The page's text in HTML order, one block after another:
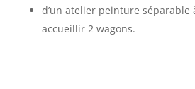
d’un atelier peinture séparable
accueillir 2 wagons.